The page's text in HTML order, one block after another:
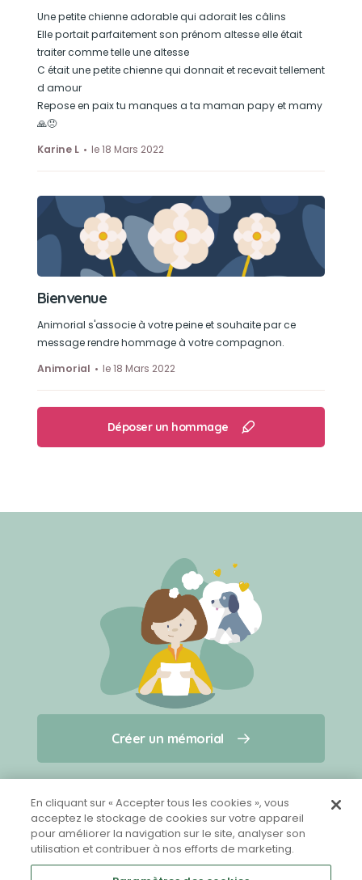
Créer un mémorial
Qui sommes-nous ?
Nous contacter
Partager sur Facebook
Une petite chienne adorable qui adorait les câlins
Elle portait parfaitement son prénom altesse elle était
traiter comme telle une altesse
C était une petite chienne qui donnait et recevait tellement
d amour
Repose en paix tu manques a ta maman papy et mamy
🙏😞
Karine L
le 18 Mars 2022
Bienvenue
Animorial s'associe à votre peine et souhaite par ce
message rendre hommage à votre compagnon.
Animorial
le 18 Mars 2022
Déposer un hommage
Créer un mémorial
En cliquant sur « Accepter tous les cookies », vous
acceptez le stockage de cookies sur votre appareil
pour améliorer la navigation sur le site, analyser son
utilisation et contribuer à nos efforts de marketing.